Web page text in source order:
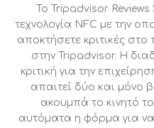
To Tripadvisor
τεχνολογία NFC με την
αποκτήσετε κριτικές
στην Tripadvisor. Η
κριτική για την
απαιτεί δύο και μόνο
ακουμπά το κινητό
αυτόματα η φόρμα για να